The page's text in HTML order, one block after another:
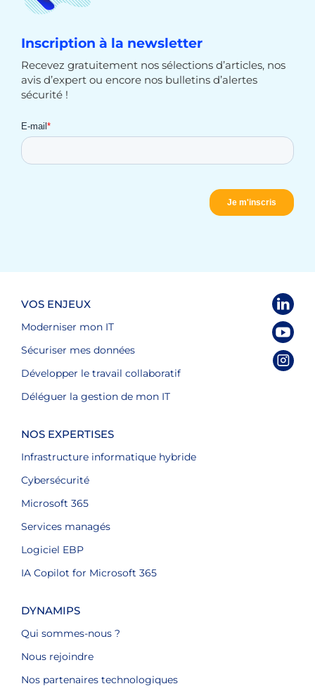
Inscription à la newsletter
Recevez gratuitement nos sélections d’articles, nos
avis d’expert ou encore nos bulletins d’alertes
sécurité !
VOS ENJEUX
Moderniser mon IT
Sécuriser mes données
Développer le travail collaboratif
Déléguer la gestion de mon IT
NOS EXPERTISES
Infrastructure informatique hybride
Cybersécurité
Microsoft 365
Services managés
Logiciel EBP
IA Copilot for Microsoft 365
DYNAMIPS
Qui sommes-nous ?
Nous rejoindre
Nos partenaires technologiques